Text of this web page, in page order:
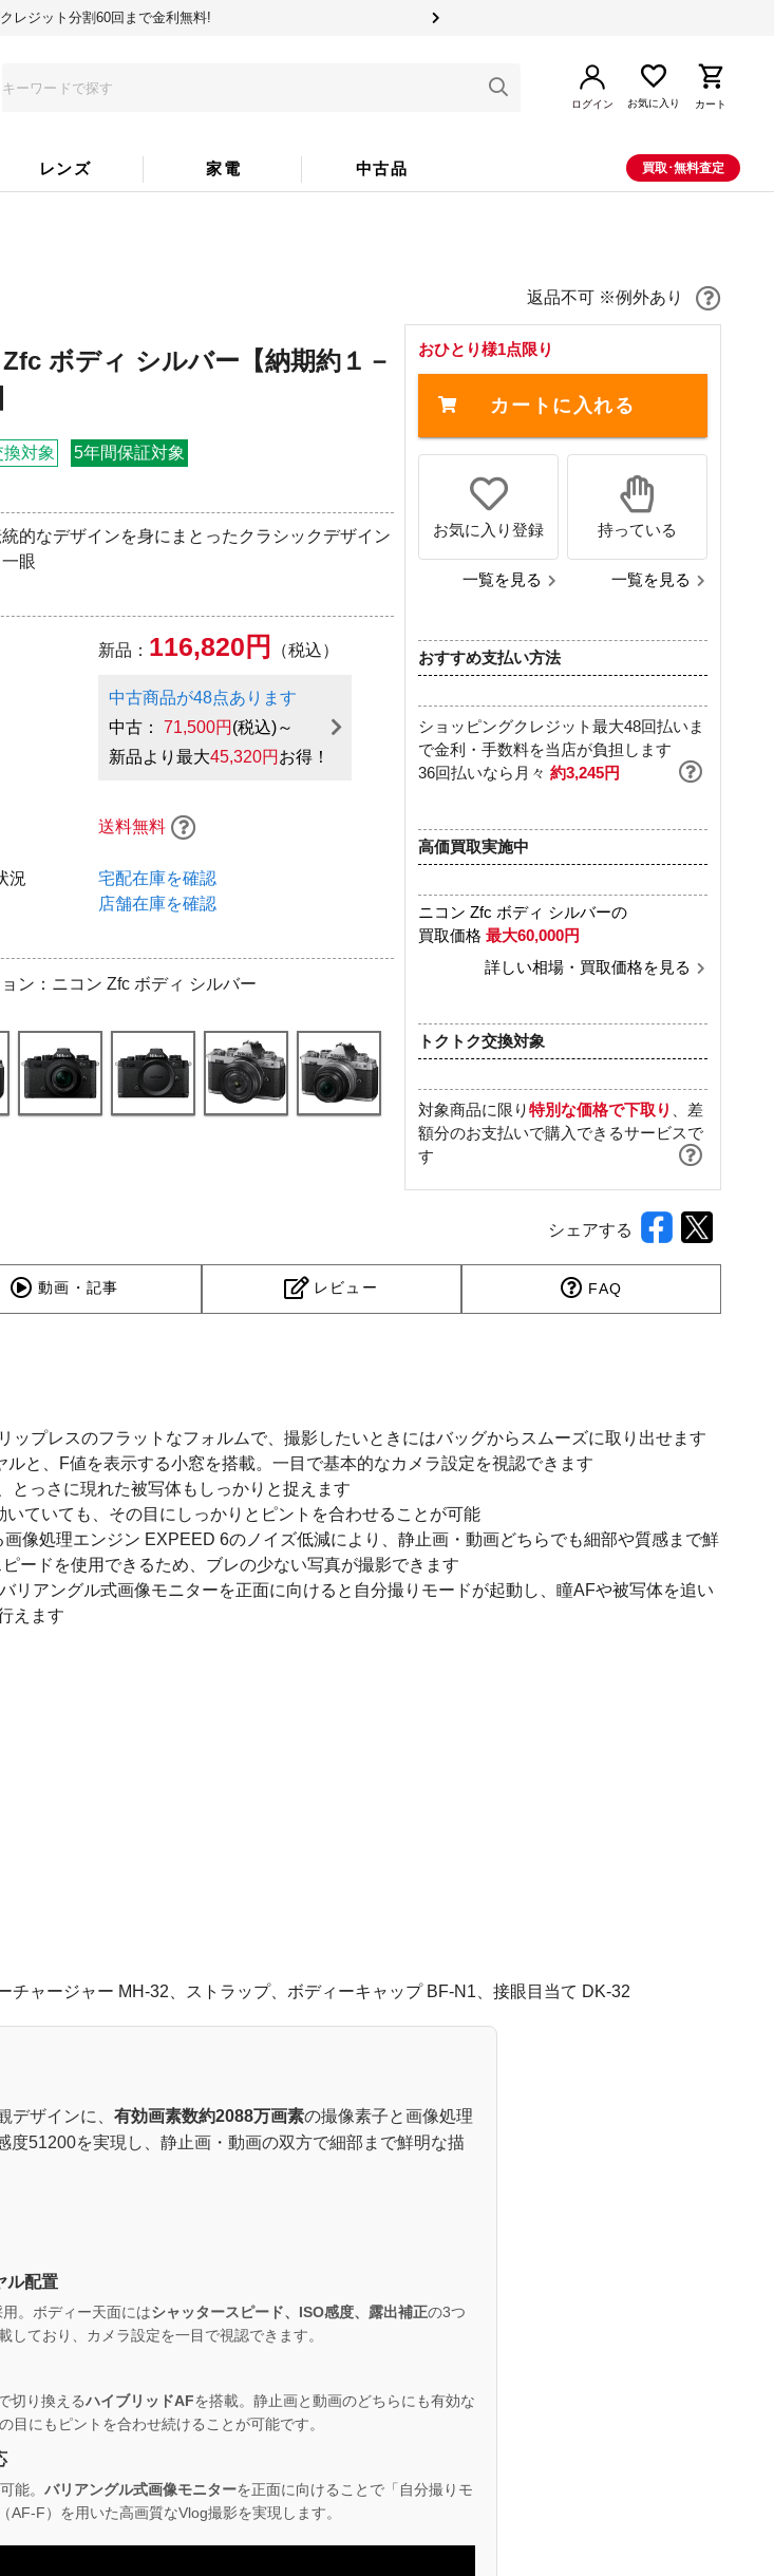
レジット分割60回まで金利無料!
ログイン お気に入り カート
レンズ 家電 中古品 買取･無料査定
ボディ シルバー 【納期約１－
換対象 5年間保証対象
的なデザインを身にまとったクラシックデザイン
眼
新品： 116,820円 （税込）
中古商品が48点あります
中古：71,500円 (税込)～
新品より最大45,320円 お得！
送料無料
況
宅配在庫を確認
店舗在庫を確認
ン：ニコン Zfc ボディ シルバー
返品不可 ※例外あり
おひとり様1点限り
カートに入れる
お気に入り登録
一覧を見る
持っている
一覧を見る
おすすめ支払い方法
ショッピングクレジット最大48回払いま
で金利・手数料を当店が負担します
36回払いなら月々 約3,245円
高価買取実施中
ニコン Zfc ボディ シルバーの
買取価格 最大60,000円
詳しい相場・買取価格を見る
トクトク交換対象
対象商品に限り特別な価格で下取り
、差
額分のお支払いで購入できるサービスで
す
シェアする
動画・記事 レビュー FAQ
プレスのフラットなフォルムで、撮影したいときにはバッグからスムーズに取り出せます
と、F値を表示する小窓を搭載。一目で基本的なカメラ設定を視認できます
とっさに現れた被写体もしっかりと捉えます
ていても、その目にしっかりとピントを合わせることが可能
像処理エンジン EXPEED 6のノイズ低減により、静止画・動画どちらでも細部や質感まで鮮
ードを使用できるため、ブレの少ない写真が撮影できます
アングル式画像モニターを正面に向けると自分撮りモードが起動し、瞳AFや被写体を追い
えます
ャージャー MH-32、ストラップ、ボディーキャップ BF-N1、接眼目当て DK-32
デザインに、 有効画素数約2088万画素の撮像素子と画像処理
度51200を実現し、静止画・動画の双方で細部まで鮮明な描
ル配置
。ボディー天面にはシャッタースピード、ISO感度、露出補正の3つ
ており、カメラ設定を一目で視認できます。
切り換えるハイブリッドAFを搭載。静止画と動画のどちらにも有効な
目にもピントを合わせ続けることが可能です。
能。 バリアングル式画像モニターを正面に向けることで「自分撮りモ
F）を用いた高画質なVlog撮影を実現します。